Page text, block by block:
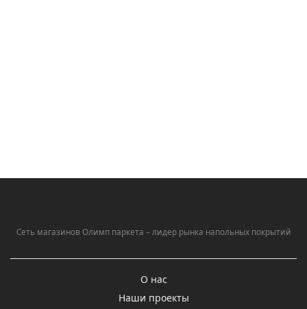
Сеть магазинов Олимп паркета – лидер рынка напольных покрытий
О нас
Наши проекты